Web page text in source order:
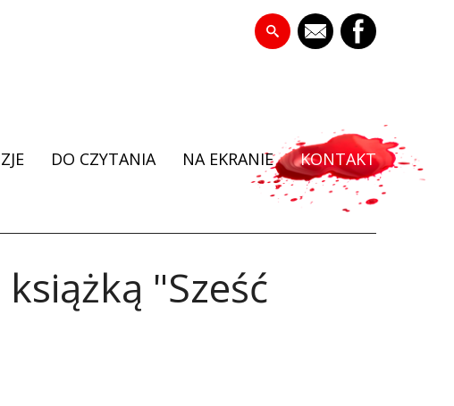
DO CZYTANIA NA EKRANIE KONTAKT
"Sześć